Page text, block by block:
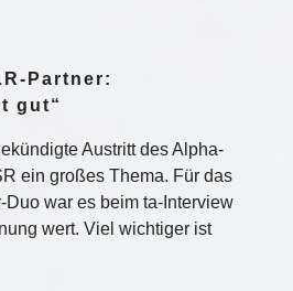
Partner:
gut“
Austritt des Alpha-
ein großes Thema. Für das
Duo war es beim ta-Interview
wert. Viel wichtiger ist